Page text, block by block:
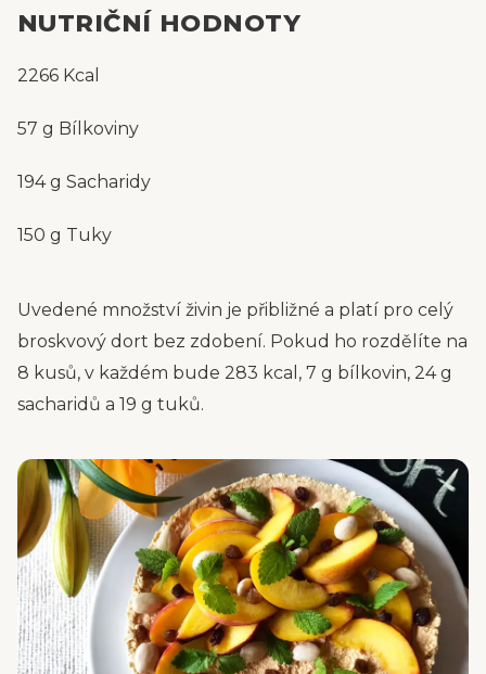
NUTRIČNÍ HODNOTY
2266 Kcal
57 g Bílkoviny
194 g Sacharidy
150 g Tuky
Uvedené množství živin je přibližné a platí pro celý
broskvový dort bez zdobení. Pokud ho rozdělíte na
8 kusů, v každém bude 283 kcal, 7 g bílkovin, 24 g
sacharidů a 19 g tuků.